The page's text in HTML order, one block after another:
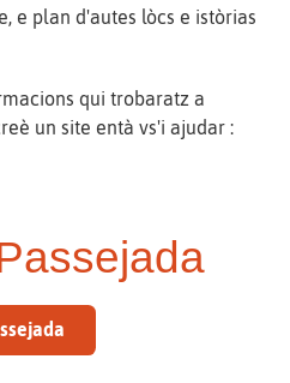
e plan d'autes lòcs e istòrias
qui trobaratz a
un site entà vs'i ajudar :